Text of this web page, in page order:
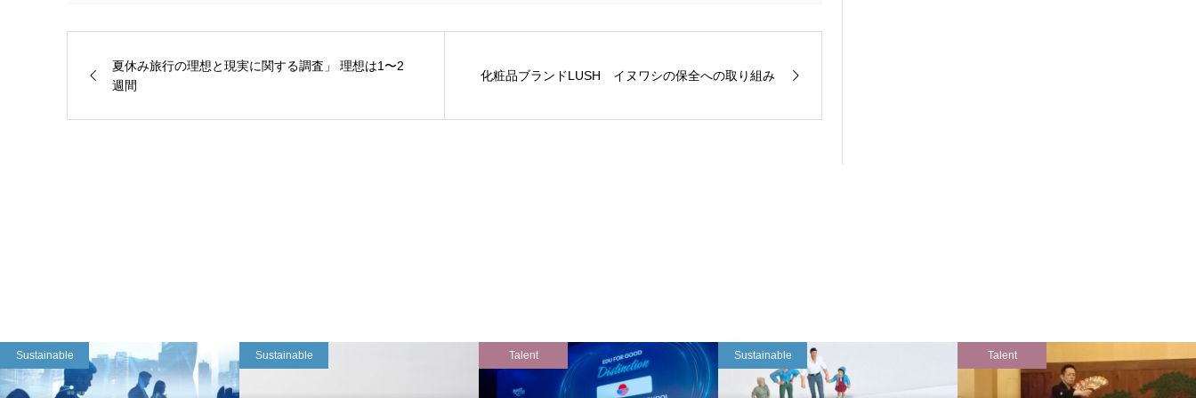
夏休み旅行の理想と現実に関する調査」 理想は1〜2
週間
化粧品ブランドLUSH イヌワシの保全への取り組み
Sustainable Sustainable Talent Sustainable Talent